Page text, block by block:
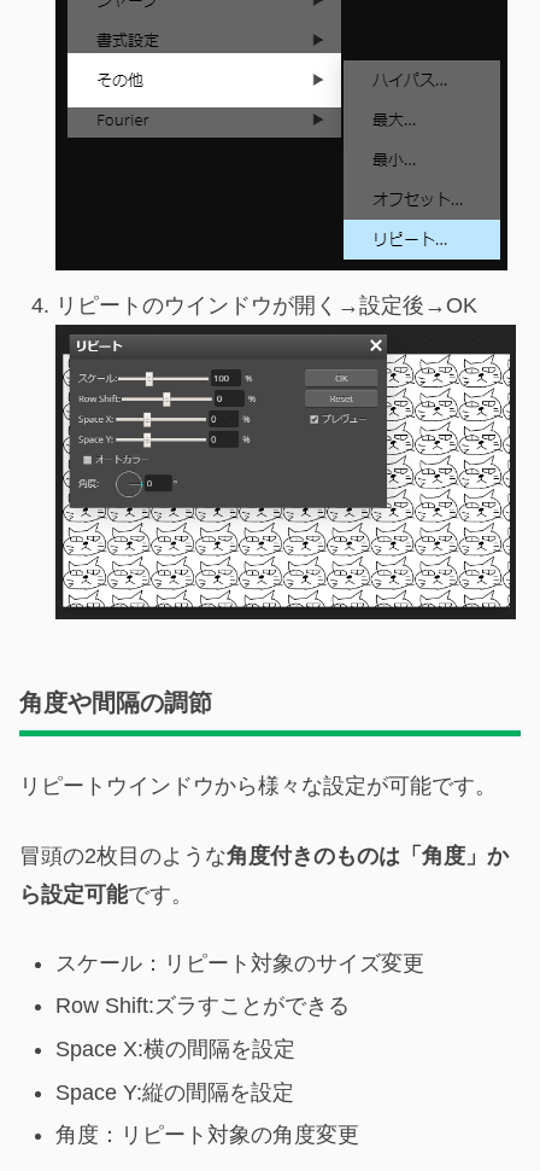
リピートのウインドウが開く→設定後→OK
角度や間隔の調節
リピートウインドウから様々な設定が可能です。
冒頭の2枚目のような角度付きのものは「角度」か
ら設定可能です。
スケール：リピート対象のサイズ変更
Row Shift:ズラすことができる
Space X:横の間隔を設定
Space Y:縦の間隔を設定
角度：リピート対象の角度変更